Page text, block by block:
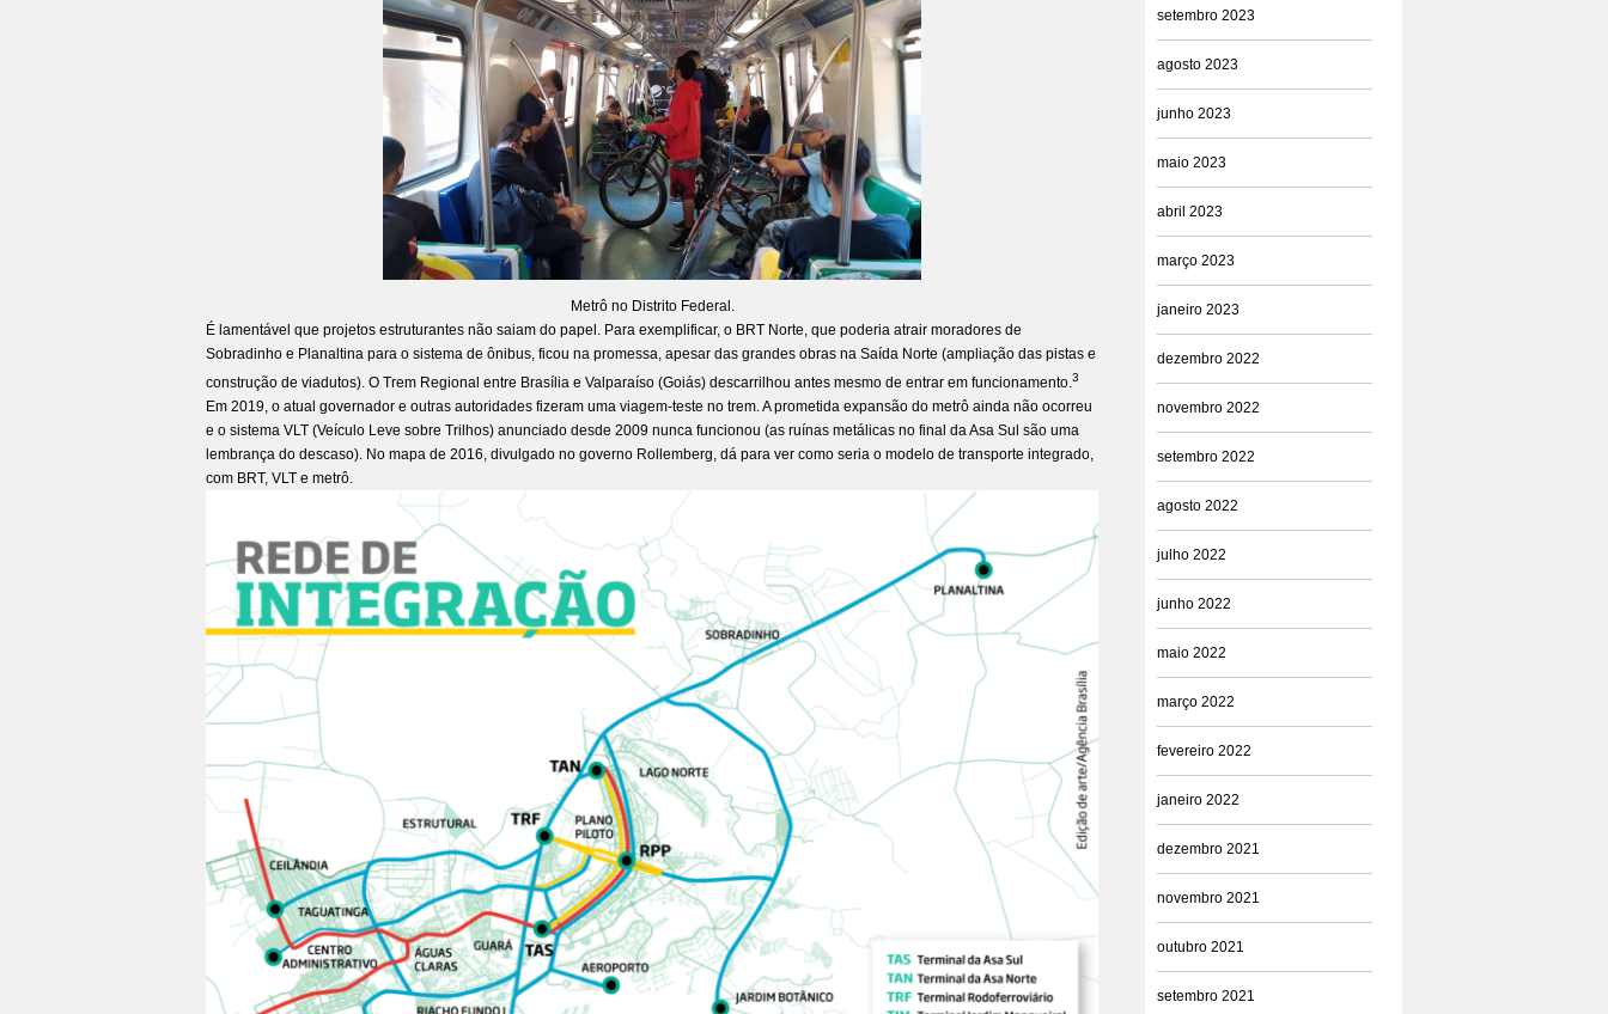
Metrô no Distrito Federal.
É lamentável que projetos estruturantes não saiam do papel. Para exemplificar, o BRT Norte , que poderia atrair moradores de
Sobradinho e Planaltina para o sistema de ônibus, ficou na promessa, apesar das grandes obras na Saída Norte (ampliação das pistas e
construção de viadutos). O Trem Regional entre Brasília e Valparaíso (Goiás) descarrilhou antes mesmo de entrar em funcionamento. 3
Em 2019, o atual governador e outras autoridades fizeram uma viagem-teste no trem . A prometida expansão do metrô ainda não ocorreu
e o sistema VLT (Veículo Leve sobre Trilhos) anunciado desde 2009 nunca funcionou (as ruínas metálicas no final da Asa Sul são uma
lembrança do descaso). No mapa de 2016, divulgado no governo Rollemberg, dá para ver como seria o modelo de transporte integrado,
com BRT, VLT e metrô.
setembro 2023
agosto 2023
junho 2023
maio 2023
abril 2023
março 2023
janeiro 2023
dezembro 2022
novembro 2022
setembro 2022
agosto 2022
julho 2022
junho 2022
maio 2022
março 2022
fevereiro 2022
janeiro 2022
dezembro 2021
novembro 2021
outubro 2021
setembro 2021